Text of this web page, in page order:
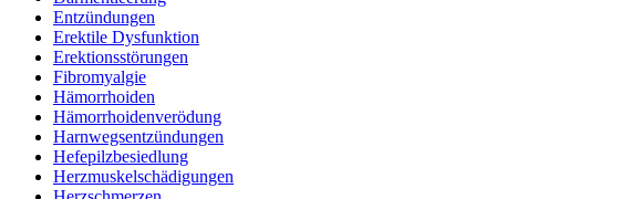
Entzündungen
Erektile Dysfunktion
Erektionsstörungen
Fibromyalgie
Hämorrhoiden
Hämorrhoidenverödung
Harnwegsentzündungen
Hefepilzbesiedlung
Herzmuskelschädigungen